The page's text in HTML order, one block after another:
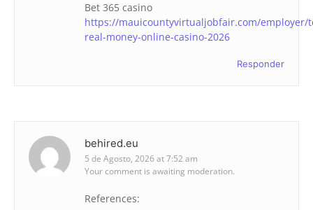
Bet 365 casino
https://mauicountyvirtualjobfair.com/employer/
real-money-online-casino-2026
Responder
behired.eu
5 de Agosto, 2026 at 7:52 am
Your comment is awaiting moderation.
References: